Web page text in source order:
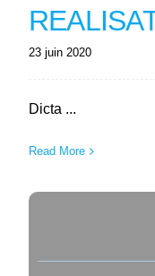
23 juin 2020
Dicta ...
Read More